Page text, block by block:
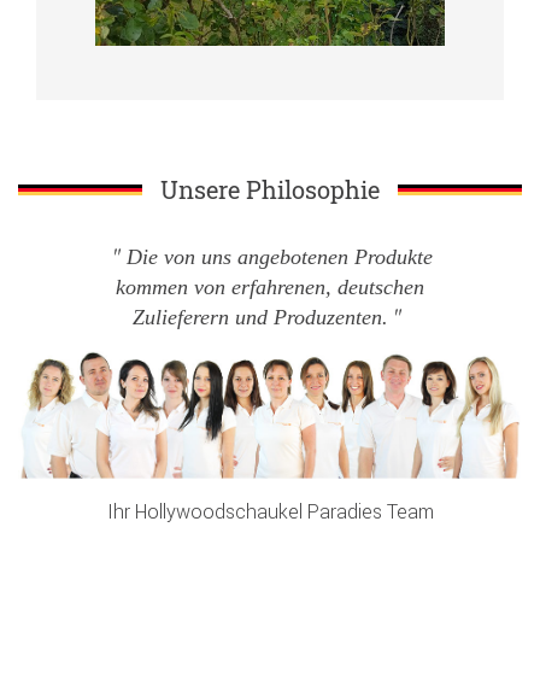
Unsere Philosophie
Die von uns angebotenen Produkte
kommen von erfahrenen, deutschen
Zulieferern und Produzenten.
Ihr Hollywoodschaukel Paradies Team